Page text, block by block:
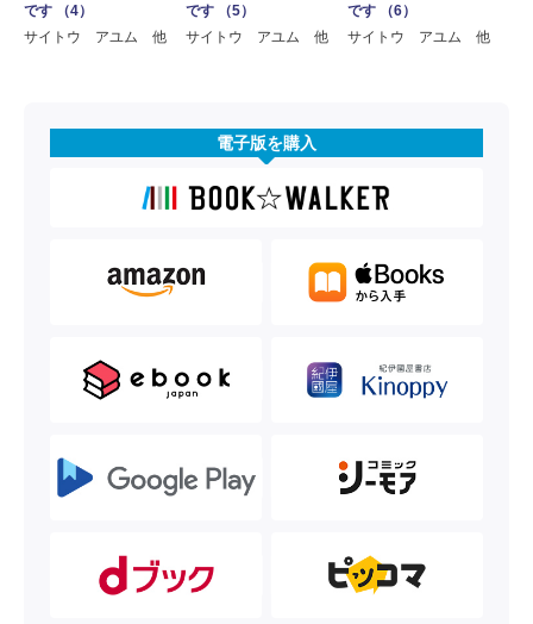
です （4）
サイトウ アユム 他
です （5）
サイトウ アユム 他
です （6）
サイトウ アユム 他
電子版を購入